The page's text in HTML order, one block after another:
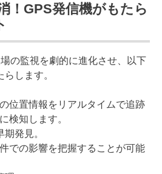
！GPS発信機がもたら
の監視を劇的に進化させ、以下
します。
位置情報をリアルタイムで追跡
検知します。
発見。
での影響を把握することが可能